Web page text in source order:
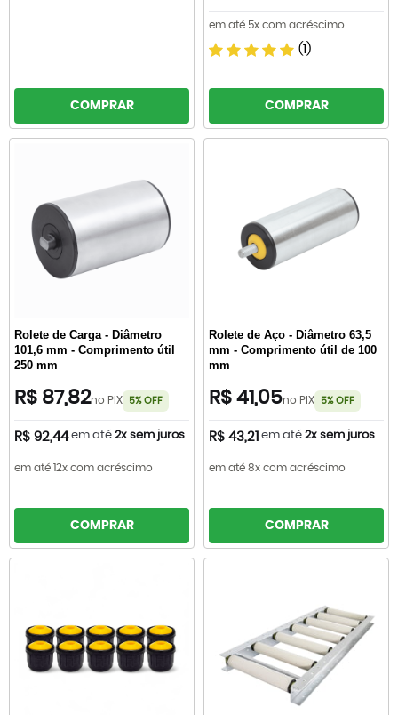
COMPRAR
em até 5x com acréscimo
(1)
COMPRAR
Rolete de Carga - Diâmetro
101,6 mm - Comprimento útil
250 mm
R$ 87,82no PIX 5% OFF
R$ 92,44 em até 2x sem juros
em até 12x com acréscimo
COMPRAR
Rolete de Aço - Diâmetro 63,5
mm - Comprimento útil de 100
mm
R$ 41,05no PIX 5% OFF
R$ 43,21 em até 2x sem juros
em até 8x com acréscimo
COMPRAR